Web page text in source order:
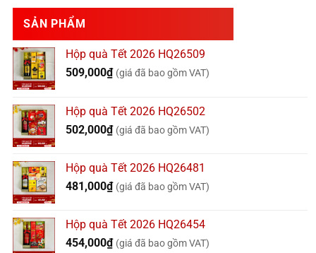
SẢN PHẨM
Hộp quà Tết 2026 HQ26509
509,000₫ (giá đã bao gồm VAT)
Hộp quà Tết 2026 HQ26502
502,000₫ (giá đã bao gồm VAT)
Hộp quà Tết 2026 HQ26481
481,000₫ (giá đã bao gồm VAT)
Hộp quà Tết 2026 HQ26454
454,000₫ (giá đã bao gồm VAT)